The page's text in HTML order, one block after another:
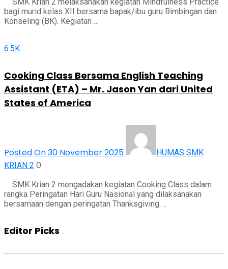
bagi murid kelas XII bersama bapak/ibu guru Bimbingan dan
Konseling (BK). Kegiatan …
6.5K
Cooking Class Bersama English Teaching
Assistant (ETA) – Mr. Jason Yan dari United
States of America
Posted On 30 November 2025
HUMAS SMK
KRIAN 2 0
SMK Krian 2 mengadakan kegiatan Cooking Class dalam
rangka Peringatan Hari Guru Nasional yang dilaksanakan
bersamaan dengan peringatan Thanksgiving …
Editor Picks